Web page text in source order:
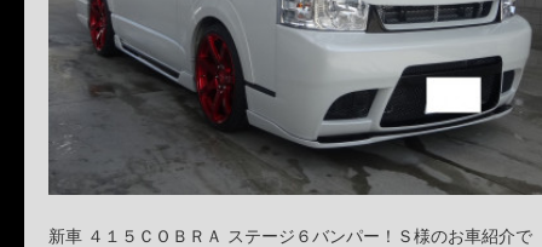
新車 ４１５ＣＯＢＲＡ ステージ６バンパー！Ｓ様のお車紹介で